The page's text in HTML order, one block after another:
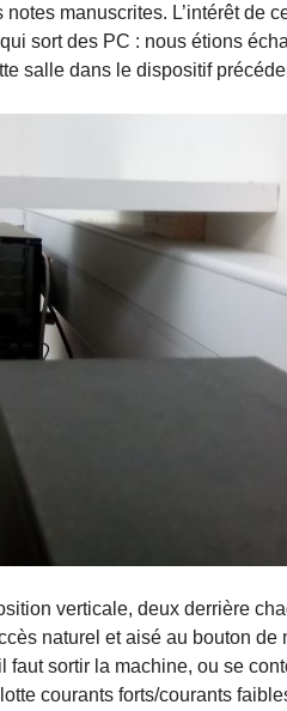
manuscrites. L’intérêt de
sort des PC : nous étions
salle dans le dispositif
verticale, deux derrière
naturel et aisé au bouton de
faut sortir la machine, ou se
courants forts/courants